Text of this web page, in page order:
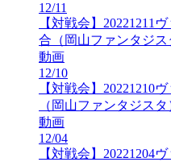
12/11
【対戦会】20221211
合（岡山ファンタジス
動画
12/10
【対戦会】20221210
（岡山ファンタジスタ
動画
12/04
【対戦会】20221204